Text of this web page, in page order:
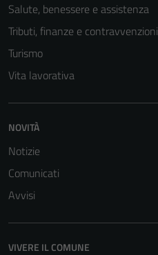
Salute, benessere e assistenza
Tributi, finanze e contravvenzioni
Turismo
Vita lavorativa
NOVITÀ
Notizie
Comunicati
Avvisi
VIVERE IL COMUNE